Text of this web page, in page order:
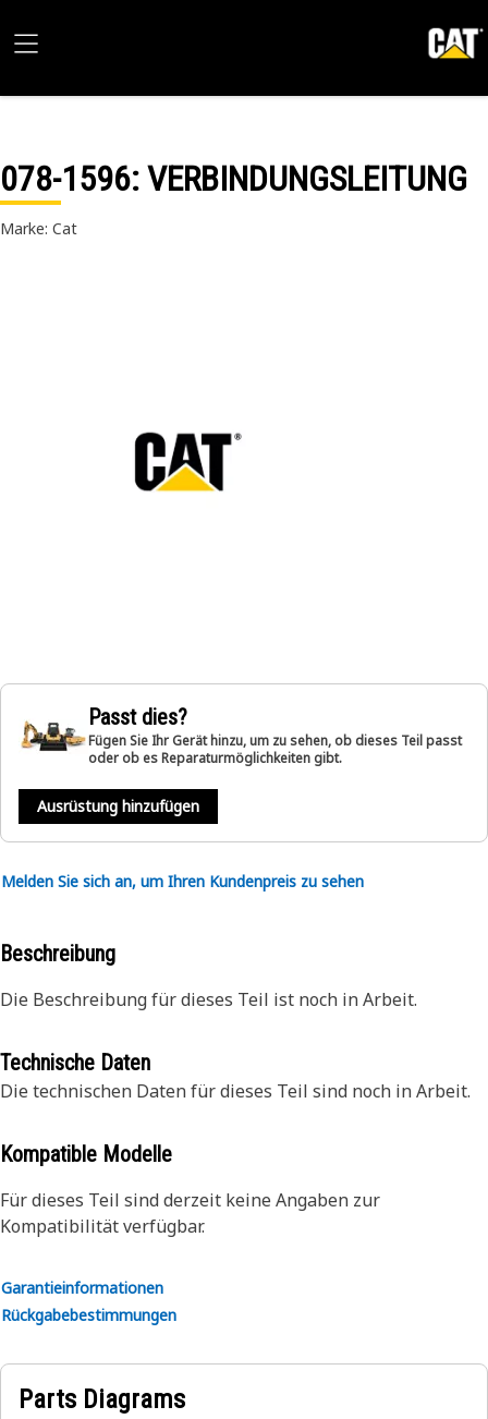
078-1596: VERBINDUNGSLEITUNG
Marke: Cat
Passt dies?
Fügen Sie Ihr Gerät hinzu, um zu sehen, ob dieses Teil passt
oder ob es Reparaturmöglichkeiten gibt.
Ausrüstung hinzufügen
Melden Sie sich an, um Ihren Kundenpreis zu sehen
Beschreibung
Die Beschreibung für dieses Teil ist noch in Arbeit.
Technische Daten
Die technischen Daten für dieses Teil sind noch in Arbeit.
Kompatible Modelle
Für dieses Teil sind derzeit keine Angaben zur
Kompatibilität verfügbar.
Garantieinformationen
Rückgabebestimmungen
Parts Diagrams